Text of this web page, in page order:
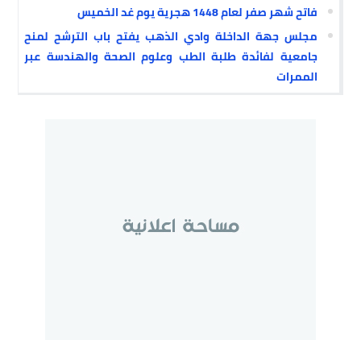
فاتح شهر صفر لعام 1448 هجرية يوم غد الخميس
مجلس جهة الداخلة وادي الذهب يفتح باب الترشح لمنح
جامعية لفائدة طلبة الطب وعلوم الصحة والهندسة عبر
الممرات